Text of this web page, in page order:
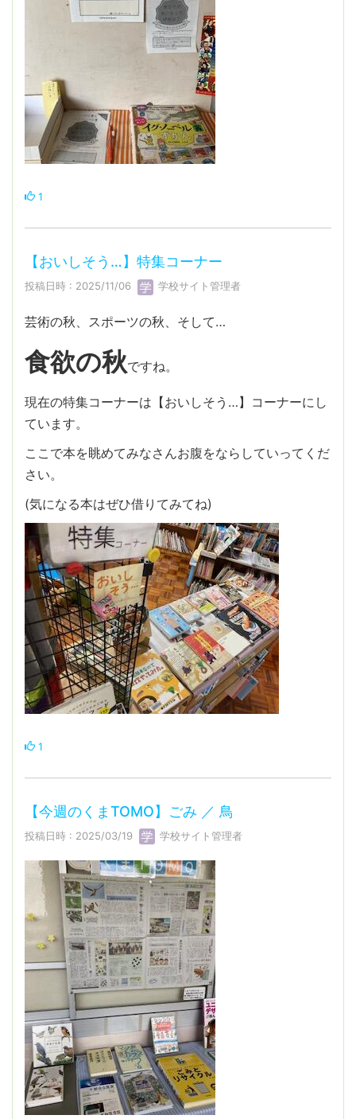
1
【おいしそう…】特集コーナー
投稿日時 : 2025/11/06 学校サイト管理者
芸術の秋、スポーツの秋、そして…
食欲の秋ですね。
現在の特集コーナーは【おいしそう…】コーナーにし
ています。
ここで本を眺めてみなさんお腹をならしていってくだ
さい。
(気になる本はぜひ借りてみてね)
1
【今週のくまTOMO】ごみ ／ 鳥
投稿日時 : 2025/03/19 学校サイト管理者